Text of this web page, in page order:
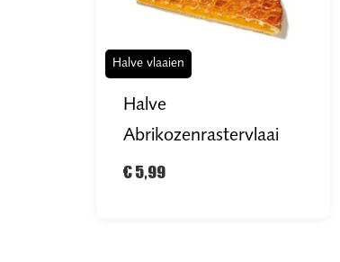
Halve vlaaien
Halve
Abrikozenrastervlaai
€ 5,99